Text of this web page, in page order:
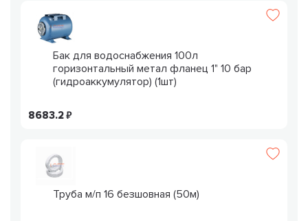
Бак для водоснабжения 100л
горизонтальный метал фланец 1" 10 бар
(гидроаккумулятор) (1шт)
8683.2
Труба м/п 16 безшовная (50м)